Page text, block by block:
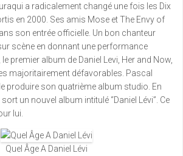
a radicalement changé une fois les Dix
en 2000. Ses amis Mose et The Envy of
son entrée officielle. Un bon chanteur
scène en donnant une performance
premier album de Daniel Levi, Her and Now,
majoritairement défavorables. Pascal
produire son quatrième album studio. En
un nouvel album intitulé “Daniel Lévi”. Ce
lui.
Quel Âge A Daniel Lévi